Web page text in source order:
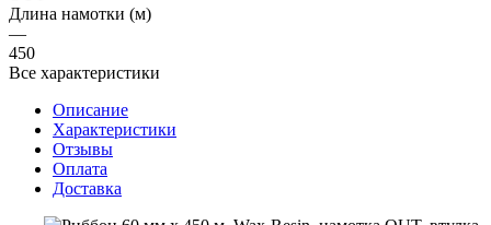
Длина намотки (м)
—
450
Все характеристики
Описание
Характеристики
Отзывы
Оплата
Доставка